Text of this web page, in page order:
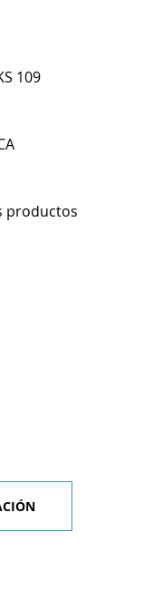
109
productos